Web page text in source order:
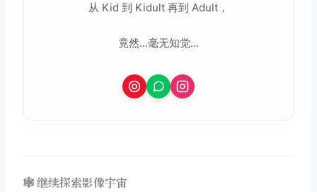
从 Kid 到 Kidult 再到 Adult，
竟然...毫无知觉...
🕸️ 继续探索影像宇宙